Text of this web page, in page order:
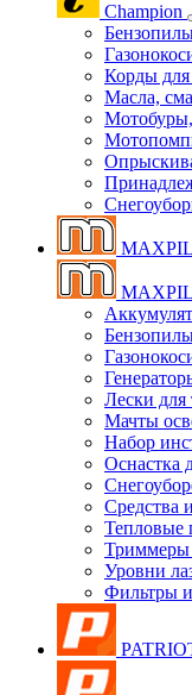
Champion
Корды
Масла,
Лески для
Мачты
Набор
Оснастка
Средства
Тепловые
Триммеры
Уровни
Фильтры